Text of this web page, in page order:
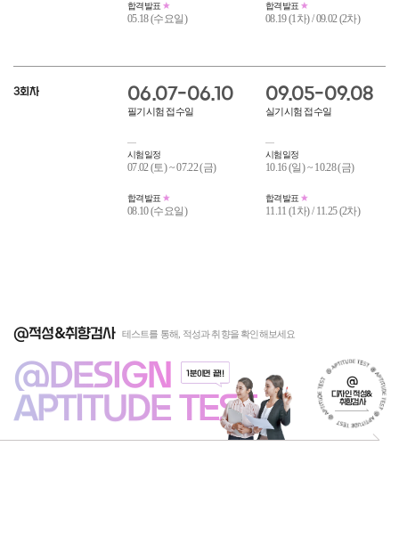
합격발표
05.18 (수요일)
합격발표
08.19 (1차) / 09.02 (2차)
3회차 06.07-06.10
필기시험 접수일
시험일정
07.02 (토) ~ 07.22 (금)
합격발표
08.10 (수요일)
09.05-09.08
실기시험 접수일
시험일정
10.16 (일) ~ 10.28 (금)
합격발표
11.11 (1차) / 11.25 (2차)
@적성&취향검사 테스트를 통해, 적성과 취향을 확인해보세요
@DESIGN 1분이면 끝!!
APTITUDE TEST
@
디자인 적성&
취향검사